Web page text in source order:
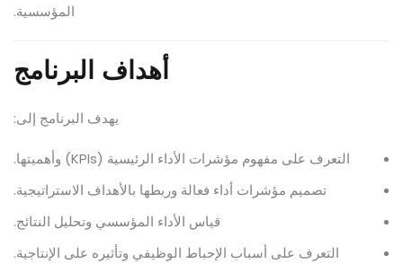
المؤسسية.
أهداف البرنامج
يهدف البرنامج إلى:
التعرف على مفهوم مؤشرات الأداء الرئيسية (KPIs) وأهميتها.
تصميم مؤشرات أداء فعالة وربطها بالأهداف الاستراتيجية.
قياس الأداء المؤسسي وتحليل النتائج.
التعرف على أسباب الإحباط الوظيفي وتأثيره على الإنتاجية.